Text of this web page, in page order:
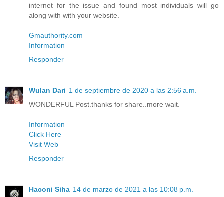
internet for the issue and found most individuals will go
along with with your website.
Gmauthority.com
Information
Responder
Wulan Dari 1 de septiembre de 2020 a las 2:56 a.m.
WONDERFUL Post.thanks for share..more wait.
Information
Click Here
Visit Web
Responder
Haconi Siha 14 de marzo de 2021 a las 10:08 p.m.